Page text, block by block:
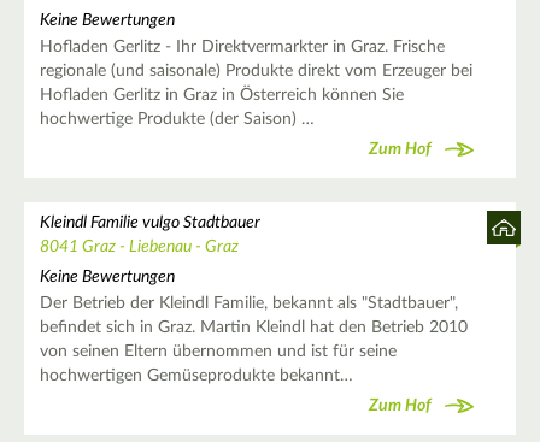
Keine Bewertungen
Hofladen Gerlitz - Ihr Direktvermarkter in Graz. Frische
regionale (und saisonale) Produkte direkt vom Erzeuger bei
Hofladen Gerlitz in Graz in Österreich können Sie
hochwertige Produkte (der Saison) …
Zum Hof
Kleindl Familie vulgo Stadtbauer
8041 Graz - Liebenau - Graz
Keine Bewertungen
Der Betrieb der Kleindl Familie, bekannt als "Stadtbauer",
befindet sich in Graz. Martin Kleindl hat den Betrieb 2010
von seinen Eltern übernommen und ist für seine
hochwertigen Gemüseprodukte bekannt…
Zum Hof